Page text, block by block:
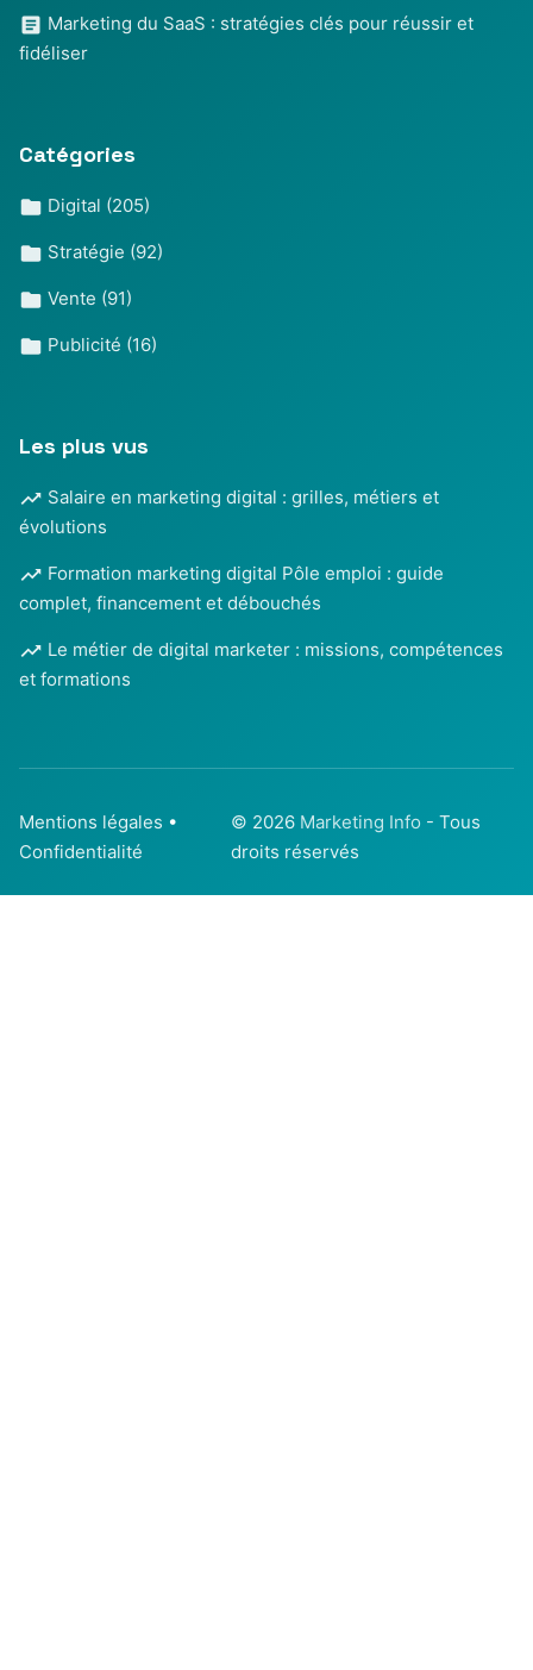
Marketing du SaaS : stratégies clés pour réussir et
fidéliser
Catégories
Digital (205)
Stratégie (92)
Vente (91)
Publicité (16)
Les plus vus
Salaire en marketing digital : grilles, métiers et
évolutions
Formation marketing digital Pôle emploi : guide
complet, financement et débouchés
Le métier de digital marketer : missions, compétences
et formations
Mentions légales •
Confidentialité
© 2026 Marketing Info - Tous
droits réservés